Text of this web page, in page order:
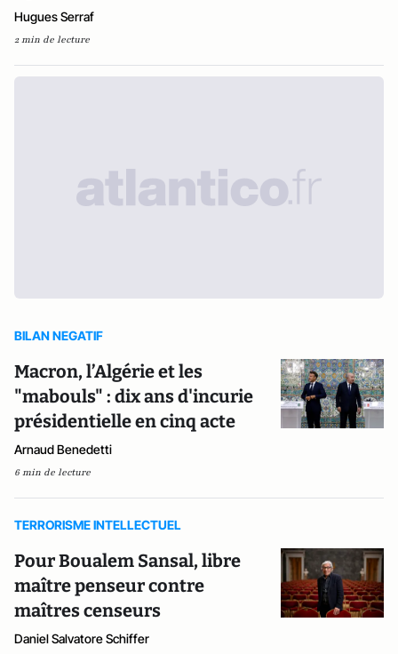
Hugues Serraf
2 min de lecture
BILAN NEGATIF
Macron, l’Algérie et les
"mabouls" : dix ans d'incurie
présidentielle en cinq acte
Arnaud Benedetti
6 min de lecture
TERRORISME INTELLECTUEL
Pour Boualem Sansal, libre
maître penseur contre
maîtres censeurs
Daniel Salvatore Schiffer